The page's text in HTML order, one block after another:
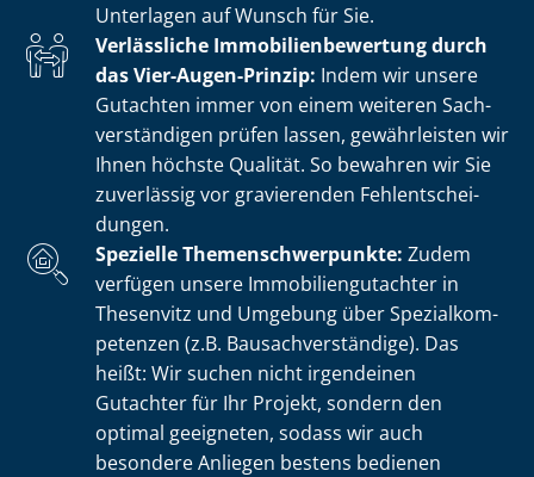
Unterlagen auf Wunsch für Sie.
Verlässliche Im­mo­bi­li­en­be­wer­tung durch
das Vier-Augen-Prinzip: Indem wir unsere
Gutachten immer von einem weiteren Sach­
ver­stän­di­gen prüfen lassen, gewährleisten wir
Ihnen höchste Qualität. So bewahren wir Sie
zuverlässig vor gravierenden Fehl­ent­schei­
dun­gen.
Spezielle The­men­schwer­punk­te: Zudem
verfügen unsere Im­mo­bi­li­en­gut­ach­ter in
Thesenvitz und Umgebung über Spe­zi­al­kom­
pe­ten­zen (z.B. Bau­sach­ver­stän­di­ge). Das
heißt: Wir suchen nicht irgendeinen
Gutachter für Ihr Projekt, sondern den
optimal geeigneten, sodass wir auch
besondere Anliegen bestens bedienen